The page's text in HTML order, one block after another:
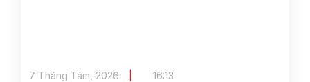
7 Tháng Tám, 2026 16:13